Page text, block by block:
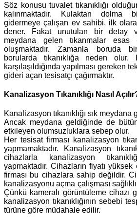
Söz konusu tuvalet tıkanıklığı
kalınmaktadır. Kulaktan dolma
gidermeye çalışan ev sahibi, ilk
dener. Fakat unutulan bir detay
meydana gelen tıkanmalar
oluşmaktadır. Zamanla boruda
borularda tıkanıklığa neden
karşılaşıldığında yapılması gereken
gideri açan tesisatçı çağırmaktır.
Kanalizasyon Tıkanıklığı Nasıl
Kanalizasyon tıkanıklığı sık
Ancak meydana geldiğinde de
etkileyen olumsuzluklara sebep olur.
Her tesisat firması kanalizasyon
yapmamaktadır. Kanalizasyon
cihazlarla kanalizasyon
yapmaktadır. Cihazların fiyatı
firması bu cihazlara sahip değildir.
kanalizasyonu açma çalışması
Çünkü kameralı görüntüleme cihazı
kanalizasyon tıkanıklığının sebebi
türüne göre müdahale edilir.